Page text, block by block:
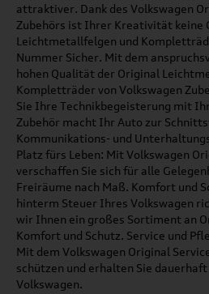
attraktiver. Dank des Volkswagen
Zubehörs ist Ihrer Kreativität keine
Leichtmetallfelgen und
Nummer Sicher. Mit dem
hohen Qualität der Original
Kompletträder von Volkswagen
Sie Ihre Technikbegeisterung mit
Zubehör macht Ihr Auto zur
Kommunikations- und
Platz fürs Leben: Mit Volkswagen
verschaffen Sie sich für alle
Freiräume nach Maß. Komfort und
hinterm Steuer Ihres Volkswagen
wir Ihnen ein großes Sortiment an
Komfort und Schutz. Service und
Mit dem Volkswagen Original
schützen und erhalten Sie
Volkswagen.